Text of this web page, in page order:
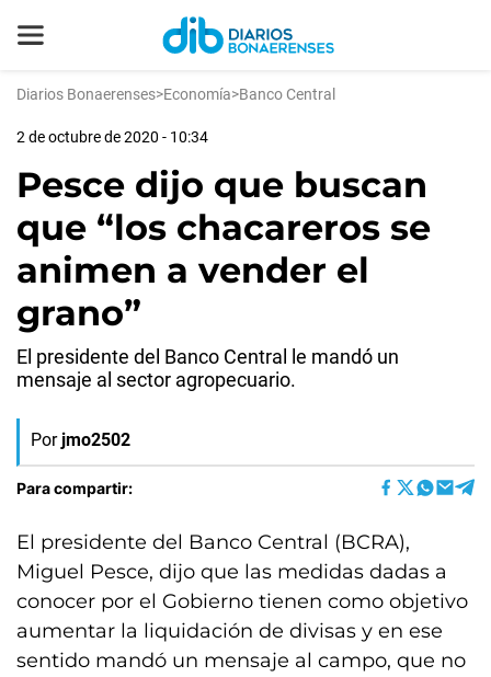
Diarios Bonaerenses>Economía>Banco Central
2 de octubre de 2020 - 10:34
Pesce dijo que buscan
que “los chacareros se
animen a vender el
grano”
El presidente del Banco Central le mandó un
mensaje al sector agropecuario.
Por jmo2502
Para compartir:
El presidente del Banco Central (BCRA),
Miguel Pesce, dijo que las medidas dadas a
conocer por el Gobierno tienen como objetivo
aumentar la liquidación de divisas y en ese
sentido mandó un mensaje al campo, que no